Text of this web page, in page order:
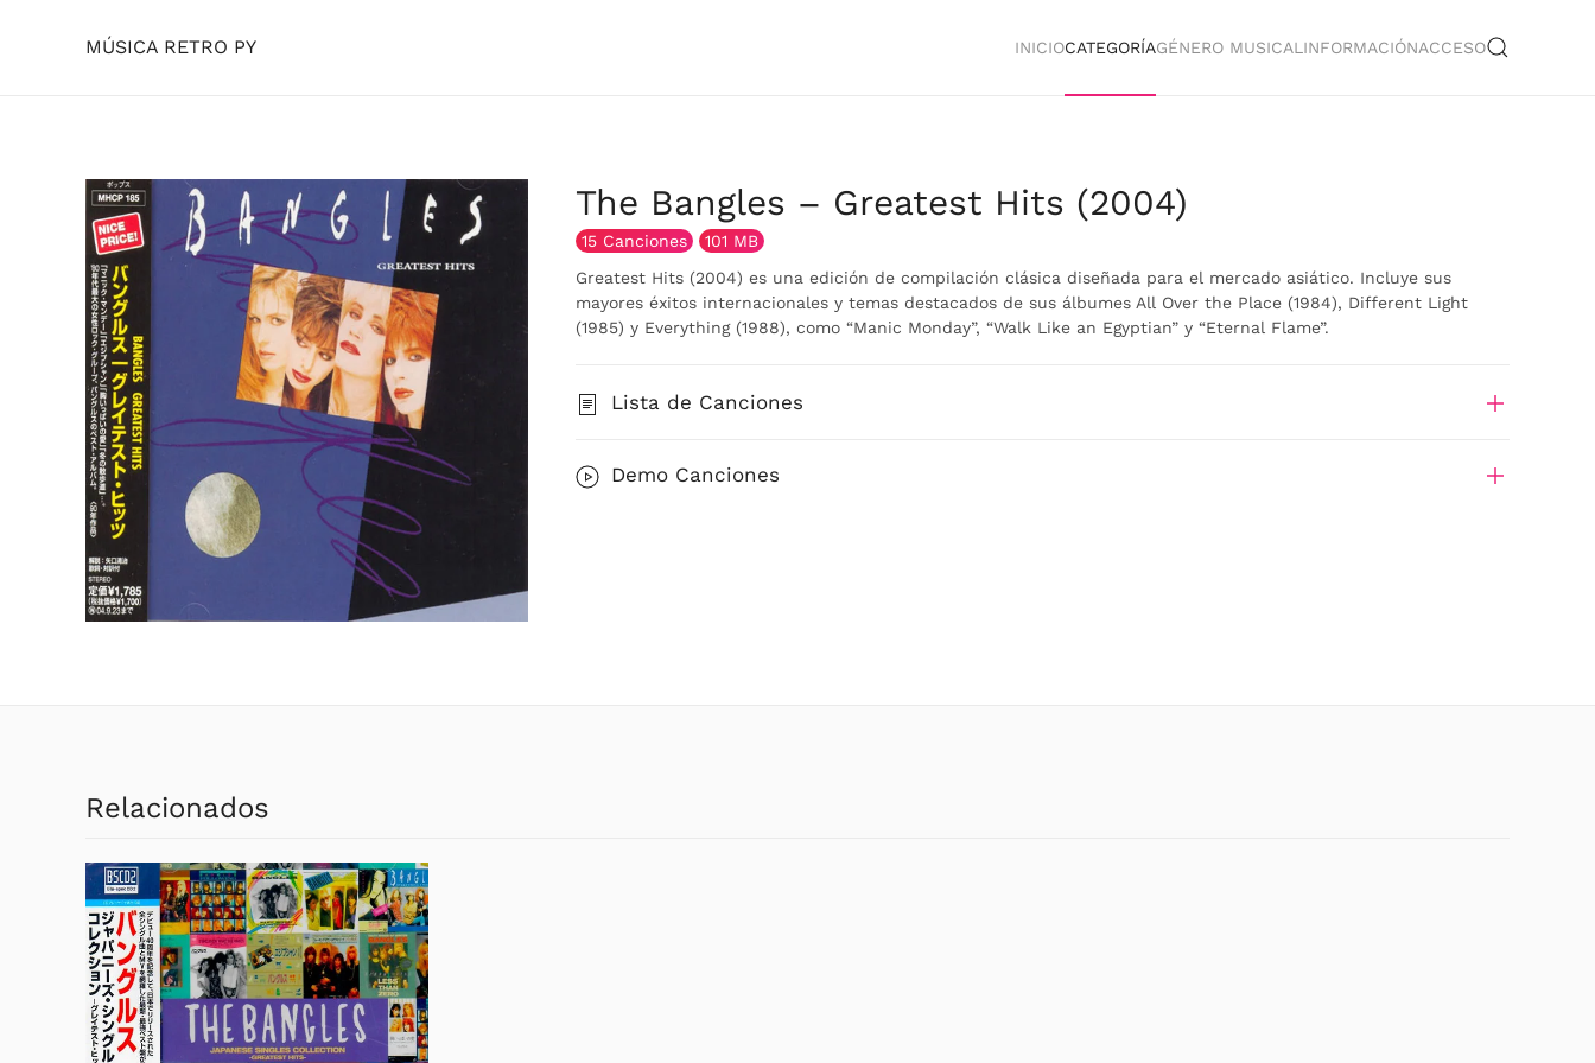
MÚSICA RETRO PY INICIOCATEGORÍAGÉNERO MUSICAL INFORMACIÓNACCESO
The Bangles – Greatest Hits (2004)
15 Canciones
101 MB
Greatest Hits (2004) es una edición de compilación clásica diseñada para el mercado asiático. Incluye sus
mayores éxitos internacionales y temas destacados de sus álbumes All Over the Place (1984), Different Light
(1985) y Everything (1988), como “Manic Monday”, “Walk Like an Egyptian” y “Eternal Flame”.
Lista de Canciones
Demo Canciones
Relacionados